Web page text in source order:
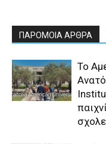
ΠΑΡΟΜΟΙΑ ΑΡΘΡΑ
Το